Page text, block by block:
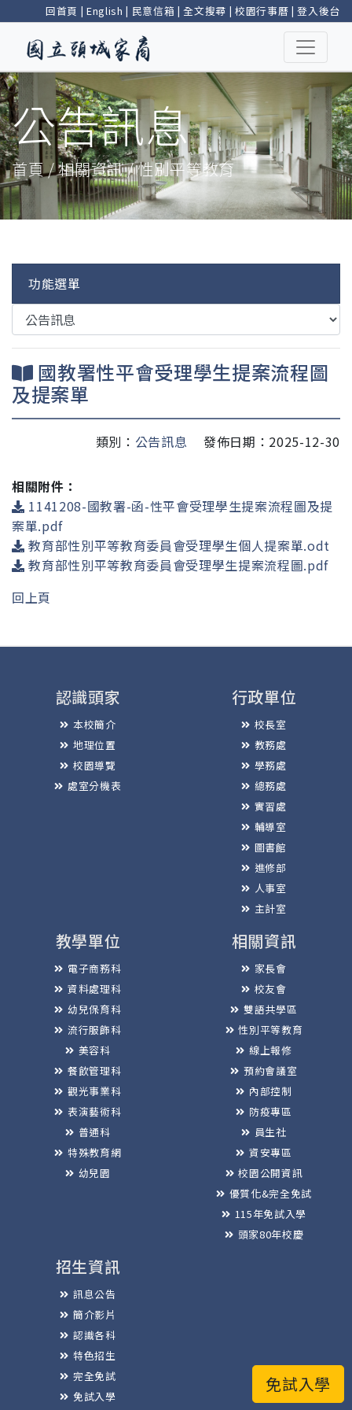
回首頁 | English | 民意信箱 |全文搜尋 | 校園行事曆 |登入後台
公告訊息
首頁 / 相關資訊 / 性別平等教育
功能選單
國教署性平會受理學生提案流程圖
及提案單
類別： 公告訊息 發佈日期：2025-12-30
相關附件：
1141208-國教署-函-性平會受理學生提案流程圖及提
案單.pdf
教育部性別平等教育委員會受理學生個人提案單.odt
教育部性別平等教育委員會受理學生提案流程圖.pdf
回上頁
免試入學
認識頭家
本校簡介
地理位置
校園導覽
處室分機表
行政單位
校長室
教務處
學務處
總務處
實習處
輔導室
圖書館
進修部
人事室
主計室
教學單位
電子商務科
資料處理科
幼兒保育科
流行服飾科
美容科
餐飲管理科
觀光事業科
表演藝術科
普通科
特殊教育網
幼兒園
相關資訊
家長會
校友會
雙語共學區
性別平等教育
線上報修
預約會議室
內部控制
防疫專區
員生社
資安專區
校園公開資訊
優質化&完全免試
115年免試入學
頭家80年校慶
招生資訊
訊息公告
簡介影片
認識各科
特色招生
完全免試
免試入學